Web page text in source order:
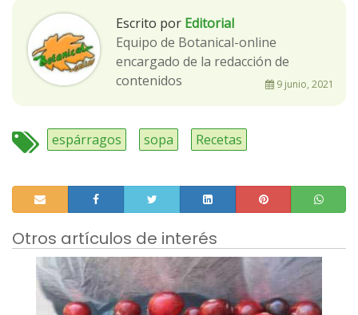
Escrito por Editorial
Equipo de Botanical-online
encargado de la redacción de
contenidos
9 junio, 2021
espárragos sopa Recetas
Otros artículos de interés